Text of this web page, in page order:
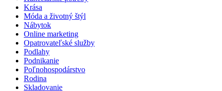
Krása
Móda a životný štýl
Nábytok
Online marketing
Opatrovateľské služby
Podlahy
Podnikanie
Poľnohospodárstvo
Rodina
Skladovanie